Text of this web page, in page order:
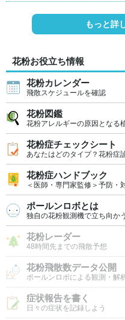
もっと詳
花粉お役立ち情報
花粉カレンダー
飛散スケジュールを確認
花粉図鑑
花粉アレルギーの原因となる
花粉症チェックシート
あなたはどのタイプ？花粉症
花粉症ハンドブック
＜医師・専門家監修＞予防・
ポールンロボとは
独自の花粉観測機で立ち向か
花粉レーダー
48時間先までの飛散予想
花粉飛散数データ公開
ポールンロボによる観測・解
症状報告を書く
日々の症状を記録しよう